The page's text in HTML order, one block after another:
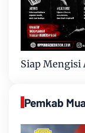
Siap Mengisi
Pemkab